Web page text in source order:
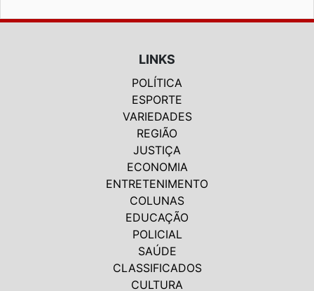
LINKS
POLÍTICA
ESPORTE
VARIEDADES
REGIÃO
JUSTIÇA
ECONOMIA
ENTRETENIMENTO
COLUNAS
EDUCAÇÃO
POLICIAL
SAÚDE
CLASSIFICADOS
CULTURA